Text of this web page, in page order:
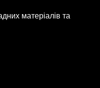
матеріалів та